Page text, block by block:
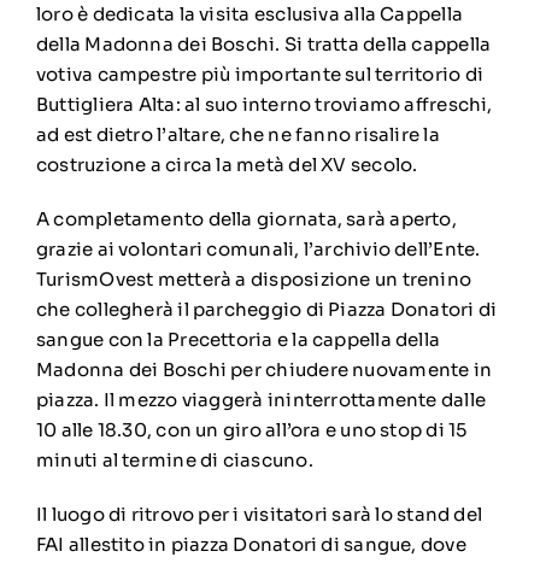
loro è dedicata la visita esclusiva alla Cappella
della Madonna dei Boschi. Si tratta della cappella
votiva campestre più importante sul territorio di
Buttigliera Alta: al suo interno troviamo affreschi,
ad est dietro l’altare, che ne fanno risalire la
costruzione a circa la metà del XV secolo.
A completamento della giornata, sarà aperto,
grazie ai volontari comunali, l’archivio dell’Ente.
TurismOvest metterà a disposizione un trenino
che collegherà il parcheggio di Piazza Donatori di
sangue con la Precettoria e la cappella della
Madonna dei Boschi per chiudere nuovamente in
piazza. Il mezzo viaggerà ininterrottamente dalle
10 alle 18.30, con un giro all’ora e uno stop di 15
minuti al termine di ciascuno.
Il luogo di ritrovo per i visitatori sarà lo stand del
FAI allestito in piazza Donatori di sangue, dove